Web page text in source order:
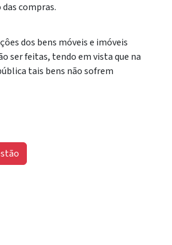
compras.
dos bens móveis e imóveis
ser feitas, tendo em vista que na
tais bens não sofrem